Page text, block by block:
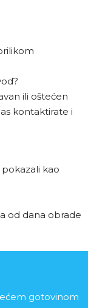
ili oštećen
kontaktirate i
kao
od dana obrade
gotovinom